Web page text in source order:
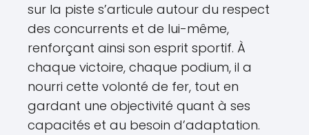
sur la piste s’articule autour du respect
des concurrents et de lui-même,
renforçant ainsi son esprit sportif. À
chaque victoire, chaque podium, il a
nourri cette volonté de fer, tout en
gardant une objectivité quant à ses
capacités et au besoin d’adaptation.